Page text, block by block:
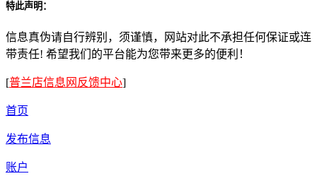
特此声明：
信息真伪请自行辨别，须谨慎，网站对此不承担任何保证或连
带责任! 希望我们的平台能为您带来更多的便利！
[普兰店信息网反馈中心]
首页
发布信息
账户